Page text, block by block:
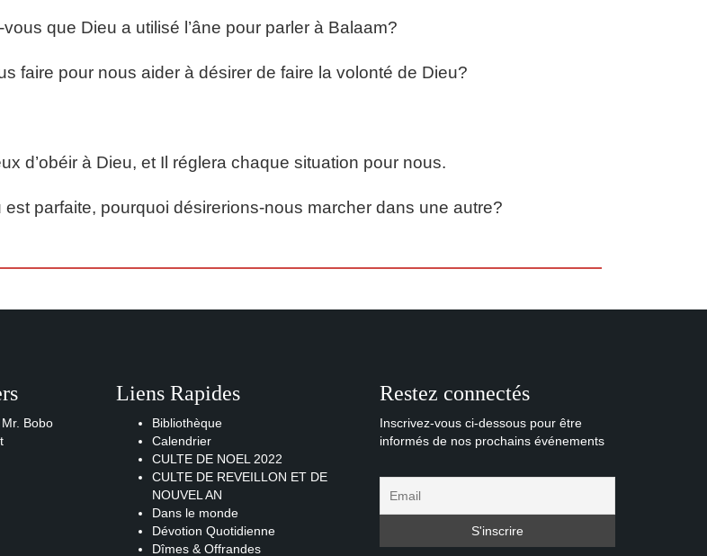
que Dieu a utilisé l’âne pour parler à Balaam?
faire pour nous aider à désirer de faire la volonté de Dieu?
d’obéir à Dieu, et Il réglera chaque situation pour nous.
est parfaite, pourquoi désirerions-nous marcher dans une autre?
Bobo
Liens Rapides
Bibliothèque
Calendrier
CULTE DE NOEL 2022
CULTE DE REVEILLON ET DE
NOUVEL AN
Dans le monde
Dévotion Quotidienne
Dîmes & Offrandes
Restez connectés
Inscrivez-vous ci-dessous pour être
informés de nos prochains événements